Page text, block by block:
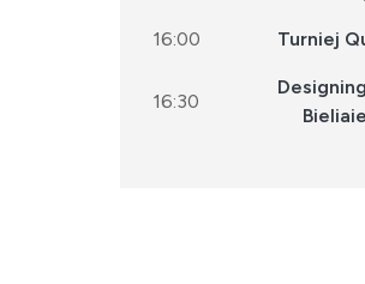
16:00 Turniej
16:30